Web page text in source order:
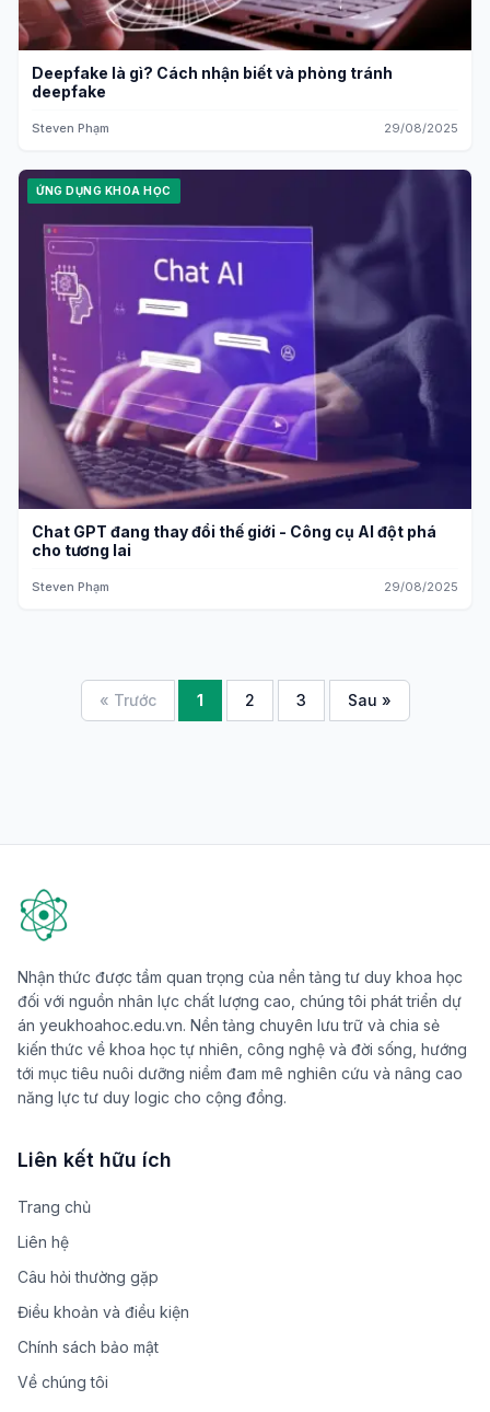
Deepfake là gì? Cách nhận biết và phòng tránh
deepfake
Steven Phạm 29/08/2025
ỨNG DỤNG KHOA HỌC
Chat GPT đang thay đổi thế giới - Công cụ AI đột phá
cho tương lai
Steven Phạm 29/08/2025
« Trước 1 2 3 Sau »
Nhận thức được tầm quan trọng của nền tảng tư duy khoa học
đối với nguồn nhân lực chất lượng cao, chúng tôi phát triển dự
án yeukhoahoc.edu.vn. Nền tảng chuyên lưu trữ và chia sẻ
kiến thức về khoa học tự nhiên, công nghệ và đời sống, hướng
tới mục tiêu nuôi dưỡng niềm đam mê nghiên cứu và nâng cao
năng lực tư duy logic cho cộng đồng.
Liên kết hữu ích
Trang chủ
Liên hệ
Câu hỏi thường gặp
Điều khoản và điều kiện
Chính sách bảo mật
Về chúng tôi